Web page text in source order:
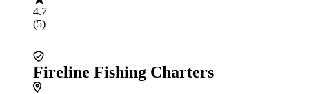
4.7
(5)
Fireline Fishing Charters